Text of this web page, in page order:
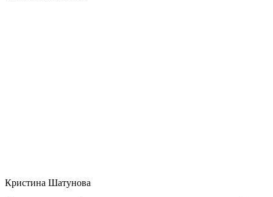
Кристина Шатунова